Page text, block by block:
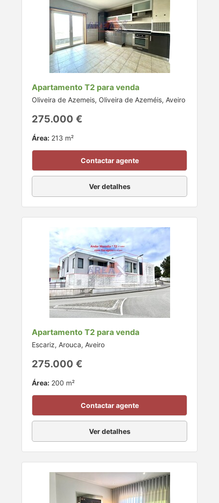
Apartamento T2 para venda
Oliveira de Azemeis, Oliveira de Azeméis, Aveiro
275.000 €
Área: 213 m²
Contactar agente
Ver detalhes
Apartamento T2 para venda
Escariz, Arouca, Aveiro
275.000 €
Área: 200 m²
Contactar agente
Ver detalhes